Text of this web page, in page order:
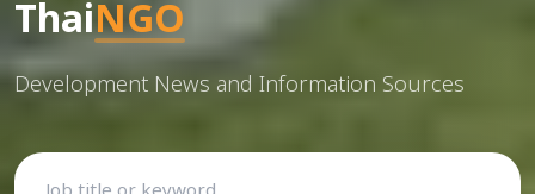
ThaiNGO
Development News and Information Sources